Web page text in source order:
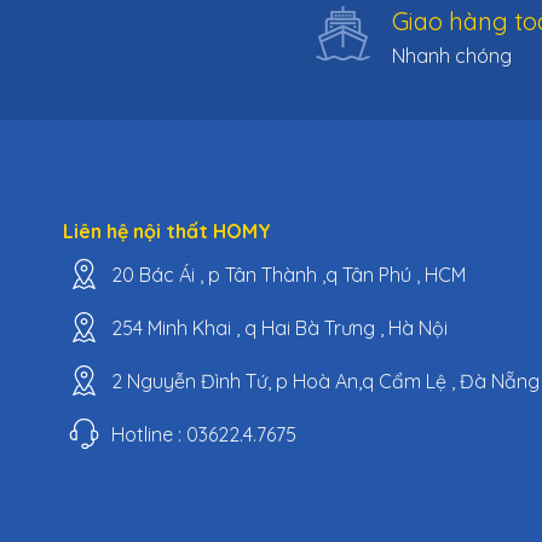
Giao hàng
Nhanh chóng
Liên hệ nội thất HOMY
20 Bác Ái , p Tân Thành ,q Tân Phú , HCM
254 Minh Khai , q Hai Bà Trưng , Hà Nội
2 Nguyễn Đình Tứ, p Hoà An,q Cẩm Lệ , Đà Nẵng
Hotline : 03622.4.7675